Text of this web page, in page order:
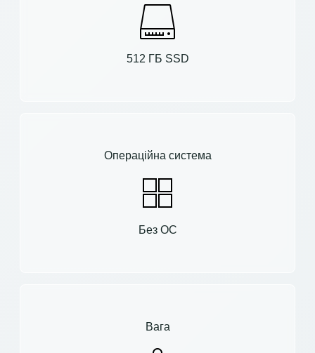
512 ГБ SSD
Операційна система
Без ОС
Вага